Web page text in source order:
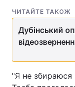
ЧИТАЙТЕ ТАКОЖ
Дубінський
"Я не збираюся